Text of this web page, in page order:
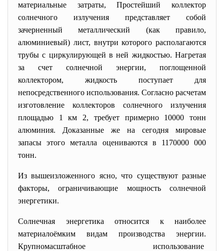
материальные затраты, Простейший коллектор
солнечного излучения представляет собой
зачерненный металлический (как правило,
алюминиевый) лист, внутри которого располагаются
трубы с циркулирующей в ней жидкостью. Нагретая
за счет солнечной энергии, поглощенной
коллектором, жидкость поступает для
непосредственного использования. Согласно расчетам
изготовление коллекторов солнечного излучения
площадью 1 км 2, требует примерно 10000 тонн
алюминия. Доказанные же на сегодня мировые
запасы этого металла оцениваются в 1170000 000
тонн.
Из вышеизложенного ясно, что существуют разные
факторы, ограничивающие мощность солнечной
энергетики.
Солнечная энергетика относится к наиболее
материалоёмким видам производства энергии.
Крупномасштабное использование